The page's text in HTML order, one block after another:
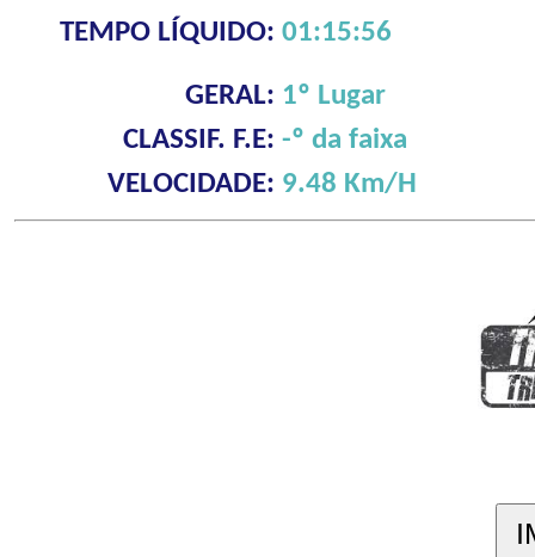
TEMPO LÍQUIDO: 01:15:56
GERAL: 1º Lugar
CLASSIF. F.E: -º da faixa
VELOCIDADE: 9.48 Km/H